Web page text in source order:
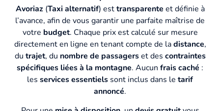
Avoriaz(Taxi alternatif) esttransparente et définie à
l’avance, afin de vous garantir une parfaite maîtrise de
votre budget. Chaque prix est calculé sur mesure
directement en ligne en tenant compte de ladistance,
du trajet, du nombre de passagerset des contraintes
spécifiques liées à la montagne. Aucun frais caché :
les services essentiels sont inclus dans le tarif
annoncé.